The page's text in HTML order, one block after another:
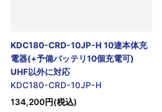
KDC180-CRD-10JP-H 10連本体充
電器(+予備バッテリ10個充電可)
UHF以外に対応
KDC180-CRD-10JP-H
134,200円(税込)